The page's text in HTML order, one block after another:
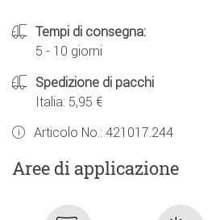
Tempi di consegna:
5 - 10 giorni
Spedizione di pacchi
Italia: 5,95 €
Articolo No.: 421017.244
Aree di applicazione